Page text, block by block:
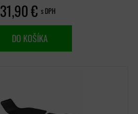
31,90 € s DPH
DO KOŠÍKA